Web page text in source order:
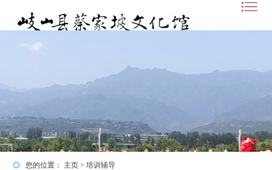
您的位置： 主页 >培训辅导